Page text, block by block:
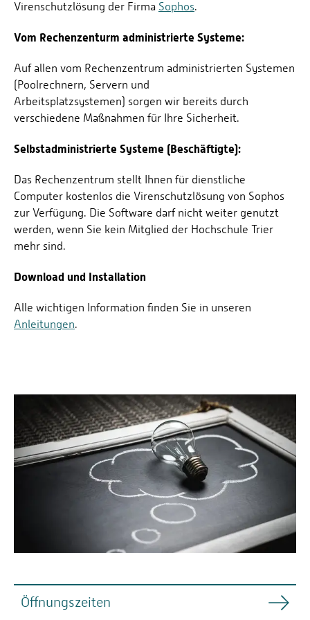
Virenschutzlösung der Firma Sophos.
Vom Rechenzenturm administrierte Systeme:
Auf allen vom Rechenzentrum administrierten Systemen
(Poolrechnern, Servern und
Arbeitsplatzsystemen) sorgen wir bereits durch
verschiedene Maßnahmen für Ihre Sicherheit.
Selbstadministrierte Systeme (Beschäftigte):
Das Rechenzentrum stellt Ihnen für dienstliche
Computer kostenlos die Virenschutzlösung von Sophos
zur Verfügung. Die Software darf nicht weiter genutzt
werden, wenn Sie kein Mitglied der Hochschule Trier
mehr sind.
Download und Installation
Alle wichtigen Information finden Sie in unseren
Anleitungen.
Öffnungszeiten